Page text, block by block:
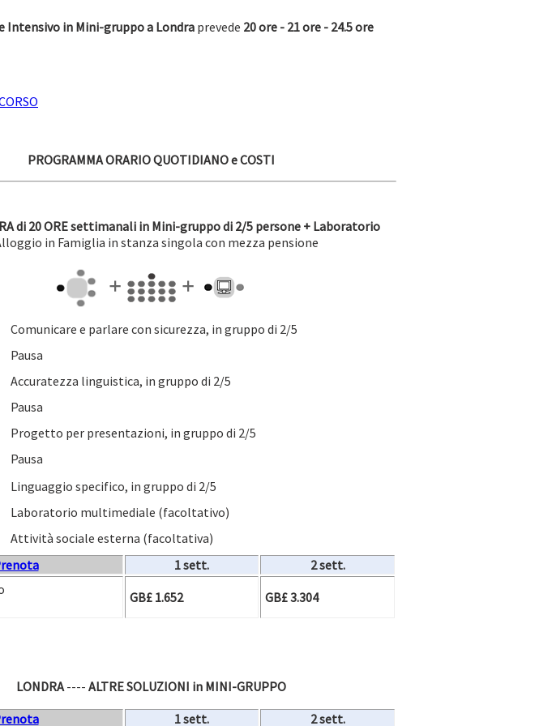
Intensivo in Mini-gruppo a Londraprevede 20 ore - 21 ore - 24.5 ore
PROGRAMMA ORARIO QUOTIDIANO e COSTI
di 20 ORE settimanali in Mini-gruppo di 2/5 persone + Laboratorio
in Famiglia in stanza singola con mezza pensione
Comunicare e parlare con sicurezza, in gruppo di 2/5
Pausa
Accuratezza linguistica, in gruppo di 2/5
Pausa
Progetto per presentazioni, in gruppo di 2/5
Pausa
Linguaggio specifico, in gruppo di 2/5
Laboratorio multimediale (facoltativo)
Attività sociale esterna (facoltativa)
1 sett.
2 sett.
GB£ 1.652 GB£ 3.304
LONDRA---- ALTRE SOLUZIONI in MINI-GRUPPO
1 sett. 2 sett.